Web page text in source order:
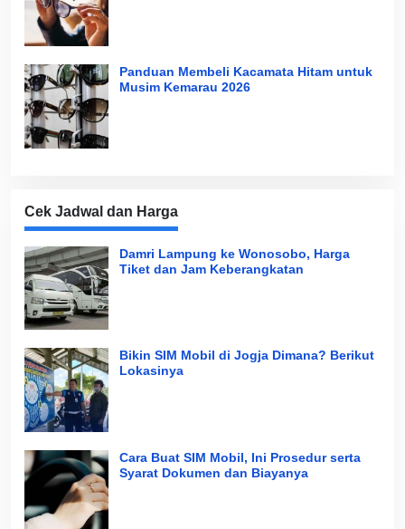
Panduan Membeli Kacamata Hitam untuk
Musim Kemarau 2026
Cek Jadwal dan Harga
Damri Lampung ke Wonosobo, Harga
Tiket dan Jam Keberangkatan
Bikin SIM Mobil di Jogja Dimana? Berikut
Lokasinya
Cara Buat SIM Mobil, Ini Prosedur serta
Syarat Dokumen dan Biayanya